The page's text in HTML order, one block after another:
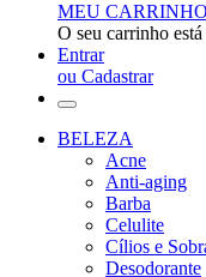
MEU CARRINHO
O seu carrinho
Entrar
ou Cadastrar
BELEZA
Acne
Anti-aging
Barba
Celulite
Cílios e
Desodorante